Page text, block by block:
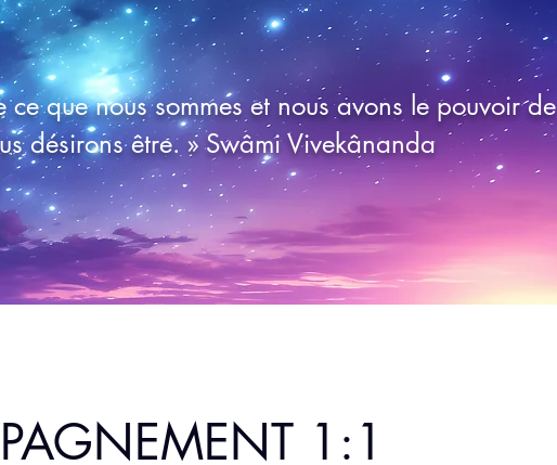
ce que nous sommes et nous avons le pouvoir de
désirons être. » Swâmi Vivekânanda
1:1